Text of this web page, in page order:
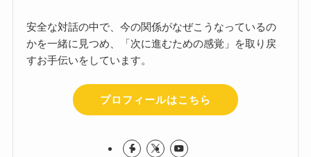
安全な対話の中で、今の関係がなぜこうなっているの
かを一緒に見つめ、「次に進むための感覚」を取り戻
すお手伝いをしています。
プロフィールはこちら